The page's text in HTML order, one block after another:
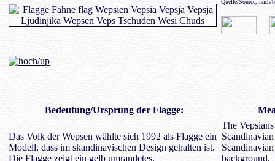
Quelle/Source,
Bedeutung/Ursprung der Flagge:
Das Volk der Wepsen wählte sich 1992 als Flagge ein
Modell, dass im skandinavischen Design gehalten ist.
Die Flagge zeigt ein gelb umrandetes,
The
background.